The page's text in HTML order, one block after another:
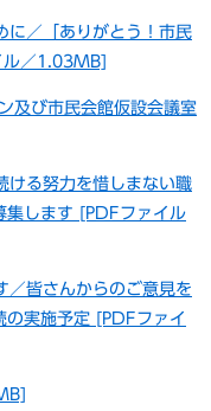
に／「ありがとう！市民
ル／1.03MB]
及び市民会館仮設会議室
ける努力を惜しまない職
集します [PDFファイル
／皆さんからのご意見を
の実施予定 [PDFファイ